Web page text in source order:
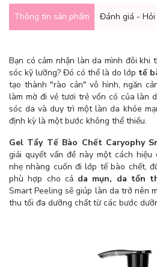
Thông tin sản phẩm Đánh giá - Hỏi
Bạn có cảm nhận làn da mình đôi khi
sóc kỹ lưỡng? Đó có thể là do lớp tế
tạo thành "rào cản" vô hình, ngăn
làm mờ đi vẻ tươi trẻ vốn có của làn
sóc da và duy trì một làn da khỏe
định kỳ là một bước không thể thiếu.
Gel Tẩy Tế Bào Chết Caryophy
giải quyết vấn đề này một cách hiệu
nhẹ nhàng cuốn đi lớp tế bào chết,
phù hợp cho cả da mụn, da tổn
Smart Peeling sẽ giúp làn da trở nên
thu tối đa dưỡng chất từ các bước